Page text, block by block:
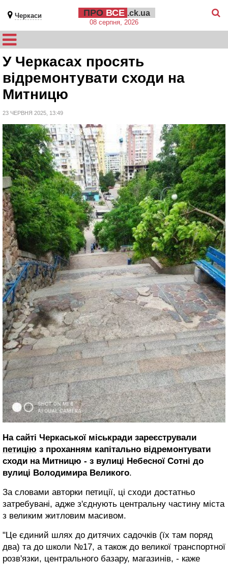
Черкаси ПРО ВСЕ .ck.ua
08 серпня, 2026
У Черкасах просять
відремонтувати сходи на
Митницю
23 ЧЕРВНЯ 2025, 13:49
На сайті Черкаської міськради зареєстрували
петицію з проханням капітально відремонтувати
сходи на Митницю - з вулиці Небесної Сотні до
вулиці Володимира Великого.
За словами авторки петиції, ці сходи достатньо
затребувані, адже з'єднують центральну частину міста
з великим житловим масивом.
"Це єдиний шлях до дитячих садочків (їх там поряд
два) та до школи №17, а також до великої транспортної
розв'язки, центрального базару, магазинів, - каже